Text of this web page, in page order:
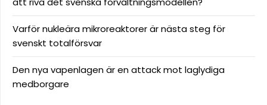
Varför nukleära mikroreaktorer är nästa steg för
svenskt totalförsvar
Den nya vapenlagen är en attack mot laglydiga
medborgare